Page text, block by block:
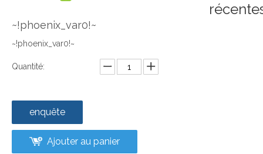
~!phoenix_var0!~
~!phoenix_var0!~
Quantité:
enquête
Ajouter au panier